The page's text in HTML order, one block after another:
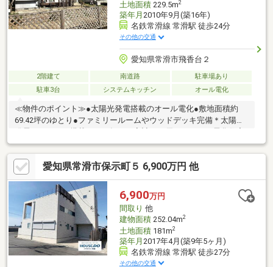
土地面積229.5m2
築年月 2010年9月(築16年)
名鉄常滑線 常滑駅 徒歩24分
その他の交通
愛知県常滑市飛香台２
2階建て 南道路
駐車場あり
駐車3台
システムキッチン オール電化
≪物件のポイント≫●太陽光発電搭載のオール電化●敷地面積約
69.42坪のゆとり●ファミリールームやウッドデッキ完備＊太陽光
です。敷地は約69.42坪と広く、2階のファミリールームや1階のウ
ッドデッキ、開放的な吹抜など、ご家族でゆったりとくつろげる
魅力が詰まった3LDK+Sの間取りです。≪周辺環境のポイント≫●
スーパー・総合病院まで徒歩約5分●常滑東小学校まで徒歩11分●
南側公道幅約20mで陽当り良好＊スーパーや総合病院、市役所ま
で徒歩約5分と、日々の暮らしに大変便利な立地です。
愛知県常滑市保示町５ 6,900万円 他
6,900万円
間取り 他
建物面積252.04m2
土地面積181m2
築年月 2017年4月(築9年5ヶ月)
名鉄常滑線 常滑駅 徒歩27分
その他の交通